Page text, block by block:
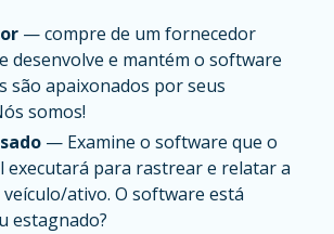
— compre de um fornecedor
desenvolve e mantém o software
são apaixonados por seus
somos!
— Examine o software que o
executará para rastrear e relatar a
ativo. O software está
estagnado?